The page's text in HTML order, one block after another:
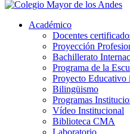
Académico
Docentes
Proyección
Bachillerato
Programa de la
Proyecto Educativo
Bilingüismo
Programas
Vídeo Institucional
Biblioteca CMA
Laboratorio